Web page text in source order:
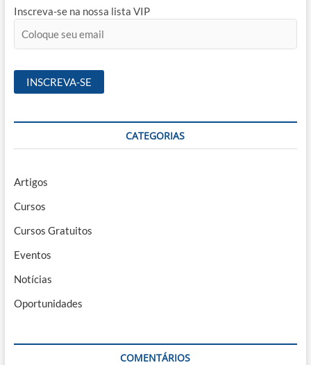
Inscreva-se na nossa lista VIP
CATEGORIAS
Artigos
Cursos
Cursos Gratuitos
Eventos
Notícias
Oportunidades
COMENTÁRIOS